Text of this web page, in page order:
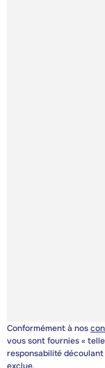
Conformément à nos
vous sont fournies «
responsabilité